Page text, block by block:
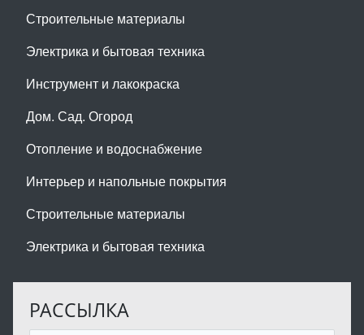
Строительные материалы
Электрика и бытовая техника
Инструмент и лакокраска
Дом. Сад. Огород
Отопление и водоснабжение
Интерьер и напольные покрытия
Строительные материалы
Электрика и бытовая техника
РАССЫЛКА